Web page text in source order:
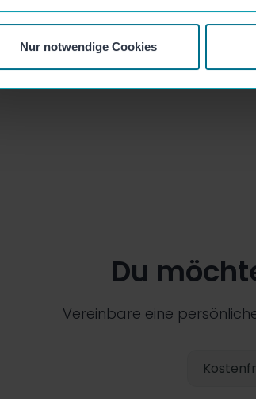
Nur notwendige Cookies
Du
Vereinbare eine